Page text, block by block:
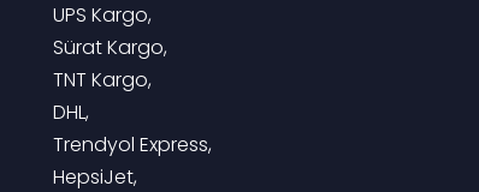
UPS Kargo,
Sürat Kargo,
TNT Kargo,
DHL,
Trendyol Express,
HepsiJet,